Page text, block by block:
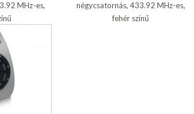
MHz-es,
négycsatornás, 433.92 MHz-es,
fehér színű